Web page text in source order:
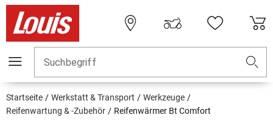
Suchbegriff
Startseite Werkstatt & Transport
Werkzeuge
Reifenwartung & -Zubehör
Reifenwärmer Bt Comfort